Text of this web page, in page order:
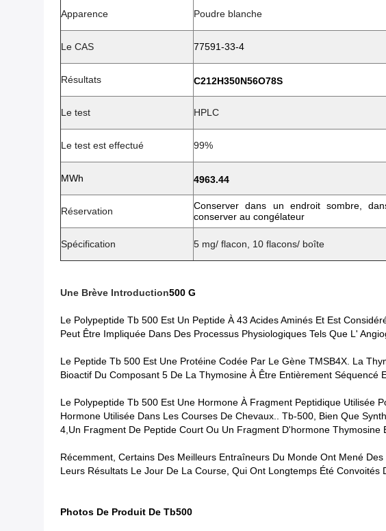
Apparence Poudre blanche
Le CAS 77591-33-4
Résultats C212H350N56O78S
Le test HPLC
Le test est effectué 99%
MWh 4963.44
Réservation
Conserver dans un endroit sombre,
conserver au congélateur
Spécification 5 mg/ flacon, 10 flacons/ boîte
Une Brève Introduction500 G
Le Polypeptide Tb 500 Est Un Peptide À 43 Acides Aminés Et Est
Peut Être Impliquée Dans Des Processus Physiologiques Tels Que L'
Le Peptide Tb 500 Est Une Protéine Codée Par Le Gène TMSB4X. La
Bioactif Du Composant 5 De La Thymosine À Être Entièrement Séquencé
Le Polypeptide Tb 500 Est Une Hormone À Fragment Peptidique Utilisée
Hormone Utilisée Dans Les Courses De Chevaux.. Tb-500, Bien Que
4,un Fragment De Peptide Court Ou Un Fragment D'hormone Thymosine
Récemment, Certains Des Meilleurs Entraîneurs Du Monde Ont Mené
Leurs Résultats Le Jour De La Course, Qui Ont Longtemps Été Convoités
Photos De Produit De Tb500